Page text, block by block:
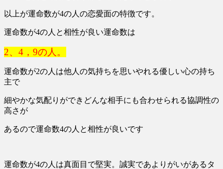
以上が運命数が4の人の恋愛面の特徴です。
運命数が4の人と相性が良い運命数は
2、4，9の人。
運命数が2の人は他人の気持ちを思いやれる優しい心の持ち
主で
細やかな気配りができどんな相手にも合わせられる協調性の
高さが
あるので運命数4の人と相性が良いです
運命数が4の人は真面目で堅実。誠実であよりがいがあるタ